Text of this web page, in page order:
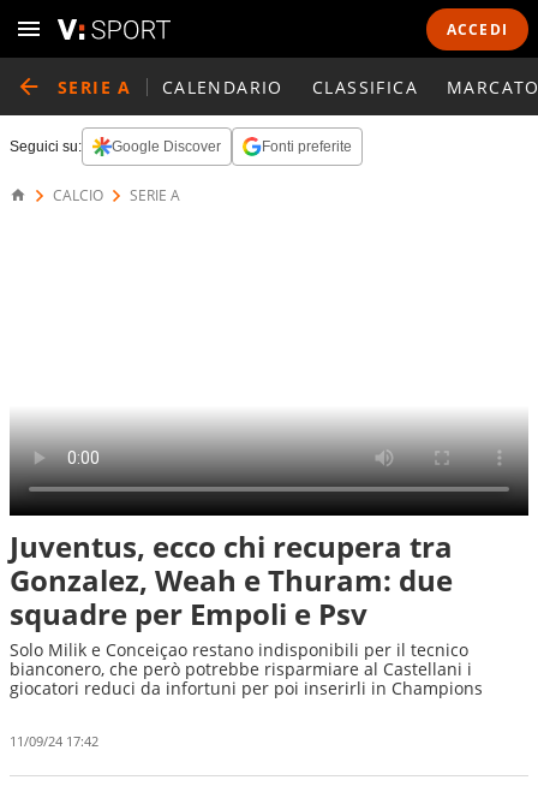
ACCEDI
SERIE A CALENDARIO CLASSIFICA
Seguici su: Google Discover Fonti preferite
CALCIO SERIE A
Juventus, ecco chi recupera tra
Gonzalez, Weah e Thuram: due
squadre per Empoli e Psv
Solo Milik e Conceiçao restano indisponibili per il tecnico
bianconero, che però potrebbe risparmiare al Castellani i
giocatori reduci da infortuni per poi inserirli in Champions
11/09/24 17:42